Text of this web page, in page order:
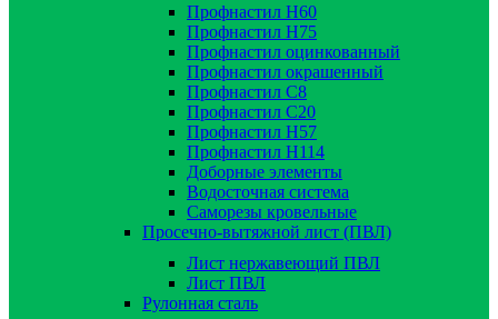
Профнастил Н60
Профнастил Н75
Профнастил оцинкованный
Профнастил окрашенный
Профнастил С8
Профнастил С20
Профнастил Н57
Профнастил Н114
Доборные элементы
Водосточная система
Саморезы кровельные
Просечно-вытяжной лист (ПВЛ)
Лист нержавеющий ПВЛ
Лист ПВЛ
Рулонная сталь